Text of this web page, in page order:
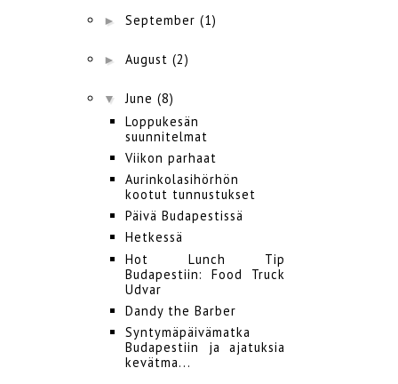
►September(1)
►August(2)
▼June(8)
Loppukesän
suunnitelmat
Viikon parhaat
Aurinkolasihörhön
kootut tunnustukset
Päivä Budapestissä
Hetkessä
Hot Lunch Tip
Budapestiin: Food Truck
Udvar
Dandy the Barber
Syntymäpäivämatka
Budapestiin ja ajatuksia
kevätma...